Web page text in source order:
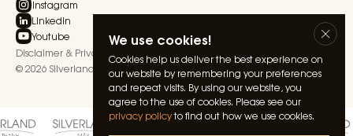
We use cookies!
Cookies help us deliver the best experience on
our website by remembering your preferences
and repeat visits. By using our website, you
agree to the use of cookies. Please see our
privacy policyto find out how we use cookies.
Instagram
Linkedin
Youtube
Disclaimer & Privacy Statement
Terms & Conditions
© 2026 Silverland Hospitality. All rights reserved.